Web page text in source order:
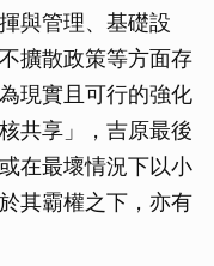
與管理、基礎設
擴散政策等方面存
現實且可行的強化
共享」，吉原最後
在最壞情況下以小
其霸權之下，亦有